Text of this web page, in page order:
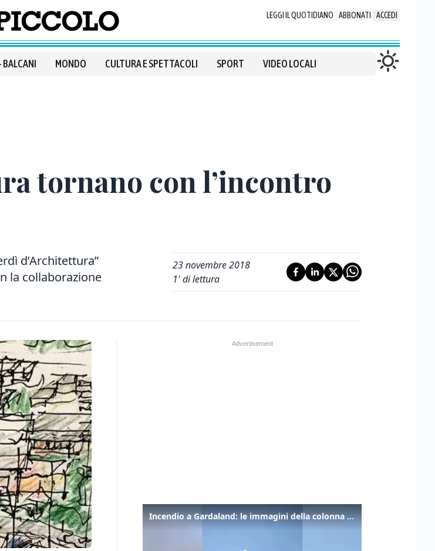
LEGGI IL QUOTIDIANO ABBONATI ACCEDI
BALCANI MONDO CULTURA E SPETTACOLI SPORT VIDEO LOCALI
tornano con l’incontro
d’Architettura”
la collaborazione
23 novembre 2018
1' di lettura
Incendio a Gardaland: le immagini della colonna di fumo